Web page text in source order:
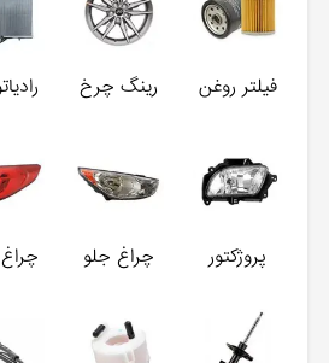
فیلتر روغن رینگ چرخ
پروژکتور چراغ جلو